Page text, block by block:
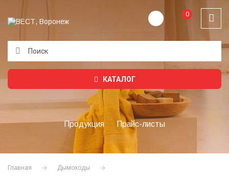
0
КАТАЛОГ
Продукция Прайс-листы
Главная Дымоходы